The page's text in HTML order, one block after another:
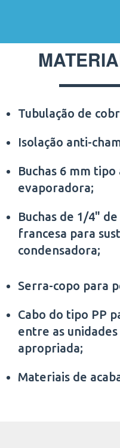
Tubulação de
Isolação anti-
Buchas 6 mm
evaporadora;
Buchas de 1/4"
francesa para
condensadora;
Serra-copo para
Cabo do tipo PP
entre as
apropriada;
Materiais de